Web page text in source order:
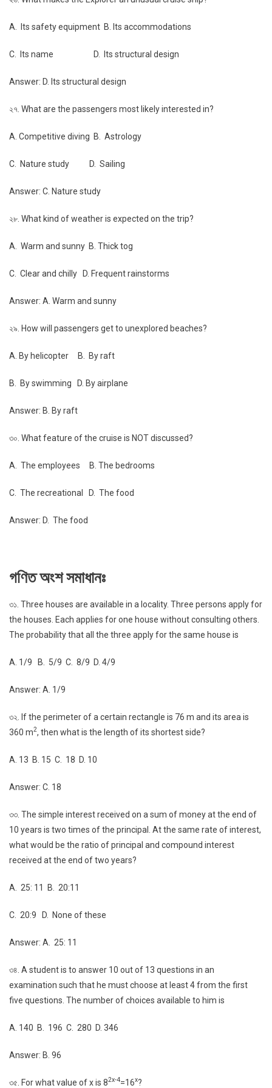
A. Its safety equipment B. Its accommodations
C. Its name D. Its structural design
Answer: D. Its structural design
২৭. What are the passengers most likely interested in?
A. Competitive diving B. Astrology
C. Nature study D. Sailing
Answer: C. Nature study
২৮. What kind of weather is expected on the trip?
A. Warm and sunny B. Thick tog
C. Clear and chilly D. Frequent rainstorms
Answer: A. Warm and sunny
২৯. How will passengers get to unexplored beaches?
A. By helicopter B. By raft
B. By swimming D. By airplane
Answer: B. By raft
৩০. What feature of the cruise is NOT discussed?
A. The employees B. The bedrooms
C. The recreational D. The food
Answer: D. The food
গণিত অংশ সমাধানঃ
৩১. Three houses are available in a locality. Three persons apply for
the houses. Each applies for one house without consulting others.
The probability that all the three apply for the same house is
A. 1/9 B. 5/9 C. 8/9 D. 4/9
Answer: A. 1/9
৩২. If the perimeter of a certain rectangle is 76 m and its area is
360 m2, then what is the length of its shortest side?
A. 13 B. 15 C. 18 D. 10
Answer: C. 18
৩৩. The simple interest received on a sum of money at the end of
10 years is two times of the principal. At the same rate of interest,
what would be the ratio of principal and compound interest
received at the end of two years?
A. 25: 11 B. 20:11
C. 20:9 D. None of these
Answer: A. 25: 11
৩৪. A student is to answer 10 out of 13 questions in an
examination such that he must choose at least 4 from the first
five questions. The number of choices available to him is
A. 140 B. 196 C. 280 D. 346
Answer: B. 96
৩৫. For what value of x is 82x-4=16x?